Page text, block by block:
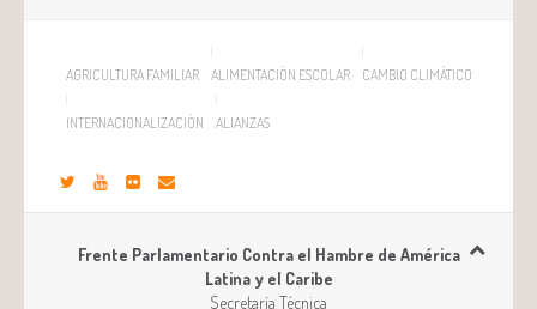
AGRICULTURA FAMILIAR ALIMENTACIÓN ESCOLAR CAMBIO CLIMÁTICO
INTERNACIONALIZACIÓN ALIANZAS
Frente Parlamentario Contra el Hambre de América
Latina y el Caribe
Secretaría Técnica